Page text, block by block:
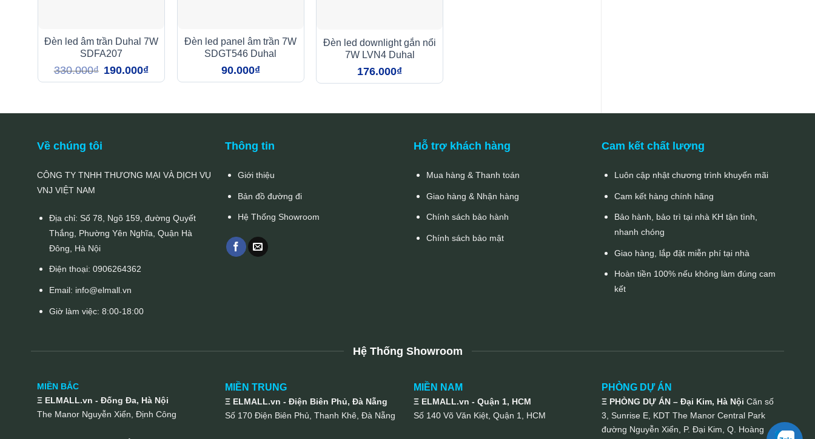
Đèn led âm trần Duhal 7W
SDFA207
330.000₫ Giá
gốc
là:
190.000₫Giá
hiện
tại
Đèn led panel âm trần 7W
SDGT546 Duhal
90.000₫
Đèn led downlight gắn nổi
7W LVN4 Duhal
176.000₫
Về chúng tôi
CÔNG TY TNHH THƯƠNG MẠI VÀ DỊCH VỤ
VNJ VIỆT NAM
Địa chỉ: Số 78, Ngõ 159, đường Quyết
Thắng, Phường Yên Nghĩa, Quận Hà
Đông, Hà Nội
Điện thoại:0906264362
Email: info@elmall.vn
Giờ làm việc: 8:00-18:00
Thông tin
Giới thiệu
Bản đồ đường đi
Hệ Thống Showroom
Hỗ trợ khách hàng
Mua hàng & Thanh toán
Giao hàng & Nhận hàng
Chính sách bảo hành
Chính sách bảo mật
Cam kết chất lượng
Luôn cập nhật chương trình khuyến mãi
Cam kết hàng chính hãng
Bảo hành, bảo trì tại nhà KH tận tình,
nhanh chóng
Giao hàng, lắp đặt miễn phí tại nhà
Hoàn tiền 100% nếu không làm đúng cam
kết
Hệ Thống Showroom
MIỀN BẮC
Ξ ELMALL.vn - Đống Đa, Hà Nội
The Manor Nguyễn Xiển, Định Công
MIỀN TRUNG
Ξ ELMALL.vn - Điện Biên Phủ, Đà Nẵng
Số 170 Điện Biên Phủ, Thanh Khê, Đà Nẵng
MIỀN NAM
Ξ ELMALL.vn - Quận 1, HCM
Số 140 Võ Văn Kiệt, Quận 1, HCM
PHÒNG DỰ ÁN
Ξ PHÒNG DỰ ÁN – Đại Kim, Hà Nội Căn số
3, Sunrise E, KDT The Manor Central Park
đường Nguyễn Xiển, P. Đại Kim, Q. Hoàng